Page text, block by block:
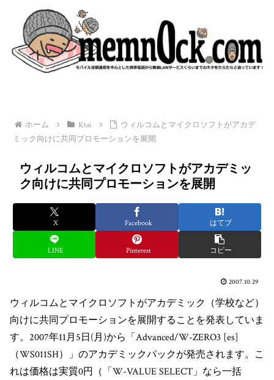
ホーム Ktai
ウィルコムとマイクロソフトがアカデ
ミック向けに共同プロモーションを展開
ウィルコムとマイクロソフトがアカデミッ
ク向けに共同プロモーションを展開
X Facebook はてブ
LINE Pinterest コピー
2007.10.29
ウィルコムとマイクロソフトがアカデミック（学校など）
向けに共同プロモーションを展開することを発表していま
す。2007年11月5日(月)から「Advanced/W-ZERO3 [es]
（WS011SH）」のアカデミックパックが発売されます。こ
れは価格は実質0円（「W-VALUE SELECT」なら一括